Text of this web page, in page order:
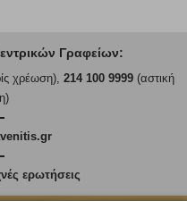
Γραφείων:
χρέωση), 214 100 9999(αστική
ερωτήσεις